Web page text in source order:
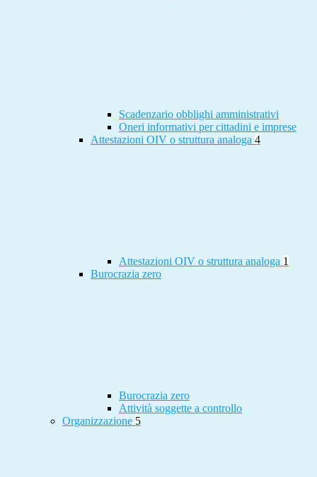
Scadenzario obblighi amministrativi
Oneri informativi per cittadini e imprese
Attestazioni OIV o struttura analoga 4
Attestazioni OIV o struttura analoga 1
Burocrazia zero
Burocrazia zero
Attività soggette a controllo
Organizzazione 5